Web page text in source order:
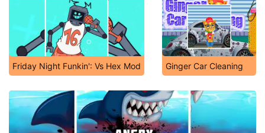
Friday Night Funkin': Vs Hex Mod Ginger Car Cleaning